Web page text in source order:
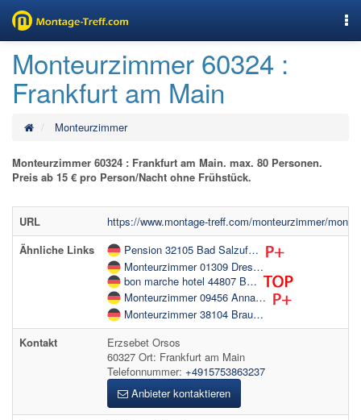
Monteurzimmer 60324 :
Frankfurt am Main
Monteurzimmer
Monteurzimmer 60324 : Frankfurt am Main. max. 80 Personen.
Preis ab 15 € pro Person/Nacht ohne Frühstück.
URL
https://www.montage-treff.com/monteurzimmer/
Ähnliche Links
Pension 32105 Bad Salzuf…
Monteurzimmer 01309 Dres…
bon marche hotel 44807 B…
Monteurzimmer 09456 Anna…
Monteurzimmer 38104 Brau…
Kontakt
Erzsebet Orsos
60327 Ort: Frankfurt am Main
Telefonnummer: +4915753863237
Anbieter kontaktieren